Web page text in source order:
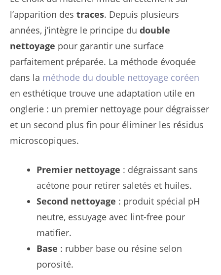
l’apparition des traces. Depuis plusieurs
années, j’intègre le principe du double
nettoyage pour garantir une surface
parfaitement préparée. La méthode évoquée
dans la méthode du double nettoyage coréen
en esthétique trouve une adaptation utile en
onglerie : un premier nettoyage pour dégraisser
et un second plus fin pour éliminer les résidus
microscopiques.
Premier nettoyage : dégraissant sans
acétone pour retirer saletés et huiles.
Second nettoyage : produit spécial pH
neutre, essuyage avec lint-free pour
matifier.
Base : rubber base ou résine selon
porosité.